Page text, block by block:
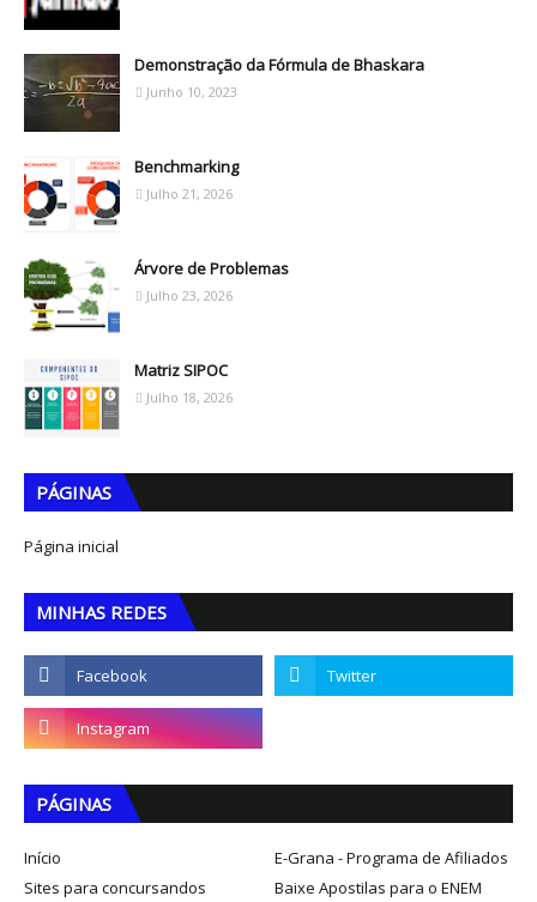
Demonstração da Fórmula de Bhaskara
Junho 10, 2023
Benchmarking
Julho 21, 2026
Árvore de Problemas
Julho 23, 2026
Matriz SIPOC
Julho 18, 2026
PÁGINAS
Página inicial
MINHAS REDES
PÁGINAS
Início
E-Grana - Programa de Afiliados
Sites para concursandos
Baixe Apostilas para o ENEM